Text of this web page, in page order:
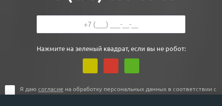
Нажмите на зеленый квадрат, если вы не робот:
Я даю согласие на обработку персональных данных в соответствии с